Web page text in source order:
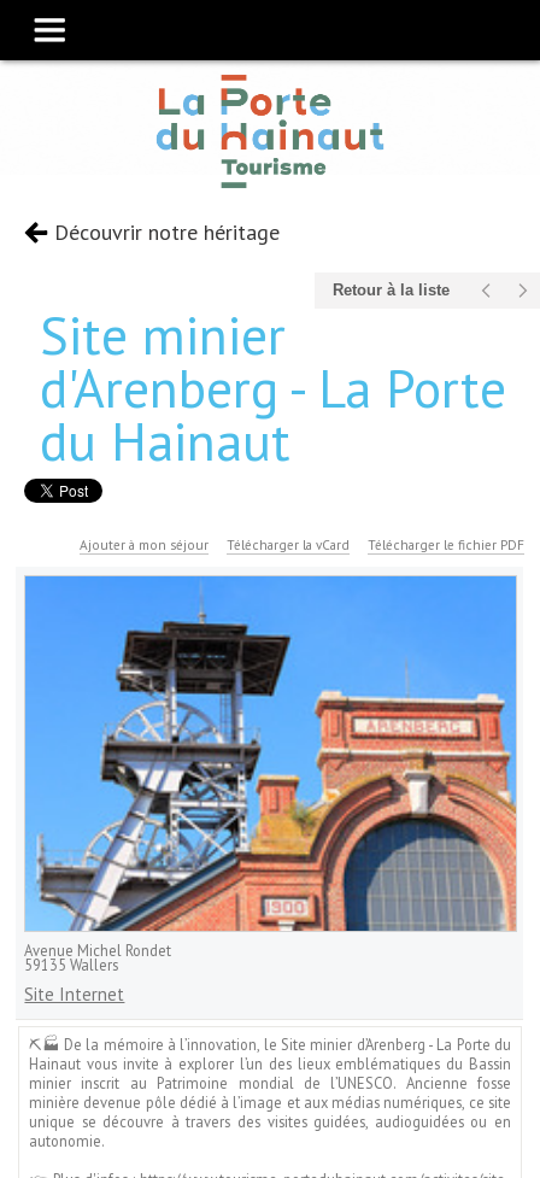
Découvrir notre héritage
Retour à la liste
Site minier
d'Arenberg - La Porte
du Hainaut
Ajouter à mon séjour Télécharger la vCard Télécharger le fichier PDF
Avenue Michel Rondet
59135Wallers
Site Internet
⛏️🏭 De la mémoire à l’innovation, le Site minier d’Arenberg - La Porte du
Hainaut vous invite à explorer l’un des lieux emblématiques du Bassin
minier inscrit au Patrimoine mondial de l’UNESCO. Ancienne fosse
minière devenue pôle dédié à l’image et aux médias numériques, ce site
unique se découvre à travers des visites guidées, audioguidées ou en
autonomie.